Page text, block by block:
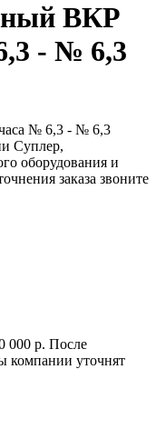
ВКР
- № 6,3
№ 6,3 - № 6,3
Суплер,
оборудования и
заказа звоните
000 р. После
компании уточнят